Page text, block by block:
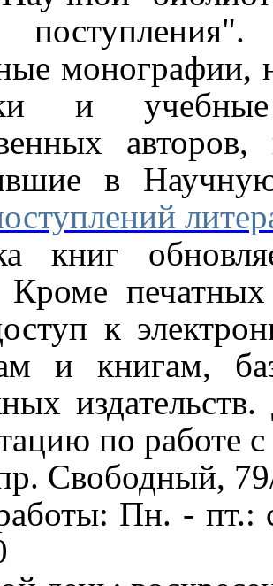
монографии,
и
в
книг
Кроме
к
и книгам,
по работе
Свободный,
Пн. - пт.: